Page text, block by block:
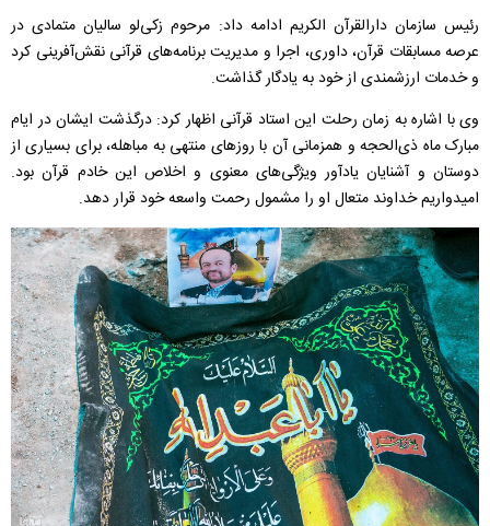
رئیس سازمان دارالقرآن الکریم ادامه داد: مرحوم زکی‌لو سالیان متمادی در
عرصه مسابقات قرآن، داوری، اجرا و مدیریت برنامه‌های قرآنی نقش‌آفرینی کرد
و خدمات ارزشمندی از خود به یادگار گذاشت.
وی با اشاره به زمان رحلت این استاد قرآنی اظهار کرد: درگذشت ایشان در ایام
مبارک ماه ذی‌الحجه و همزمانی آن با روز‌های منتهی به مباهله، برای بسیاری از
دوستان و آشنایان یادآور ویژگی‌های معنوی و اخلاص این خادم قرآن بود.
امیدواریم خداوند متعال او را مشمول رحمت واسعه خود قرار دهد.